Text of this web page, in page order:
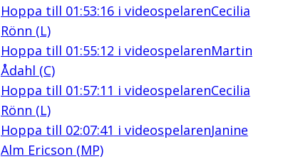
Hoppa till 01:53:16i videospelarenCecilia
Rönn (L)
Hoppa till 01:55:12 i videospelarenMartin
Ådahl (C)
Hoppa till 01:57:11 i videospelarenCecilia
Rönn (L)
Hoppa till 02:07:41 i videospelarenJanine
Alm Ericson (MP)